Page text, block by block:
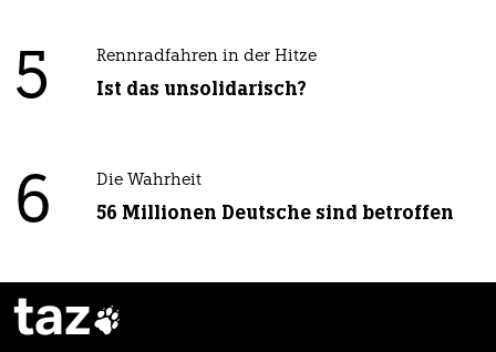
5 Rennradfahren in der Hitze
Ist das unsolidarisch?
6 Die Wahrheit
56 Millionen Deutsche sind betroffen
taz